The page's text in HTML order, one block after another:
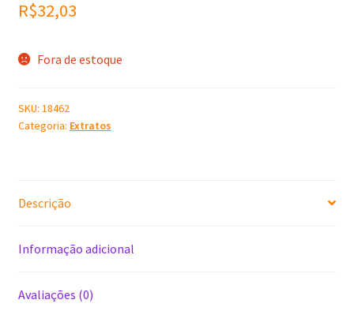
R$32,03
Fora de estoque
SKU: 18462
Categoria: Extratos
Descrição
Informação adicional
Avaliações (0)